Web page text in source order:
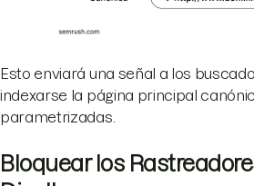
Esto enviará una señal a los
indexarse la página principal
parametrizadas.
Bloquear los